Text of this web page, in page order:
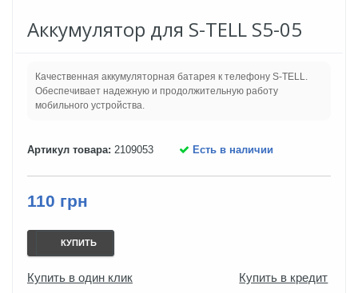
Аккумулятор для S-TELL S5-05
Качественная аккумуляторная батарея к телефону S-TELL.
Обеспечивает надежную и продолжительную работу
мобильного устройства.
Артикул товара: 2109053 Есть в наличии
110 грн
КУПИТЬ
Купить в один клик Купить в кредит